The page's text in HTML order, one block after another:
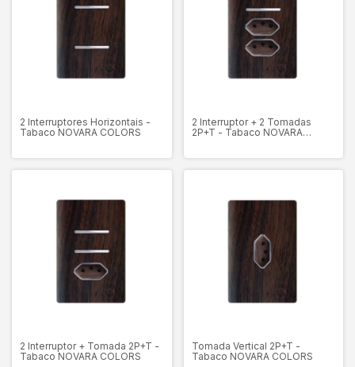
2 Interruptores Horizontais -
Tabaco NOVARA COLORS
2 Interruptor + 2 Tomadas
2P+T - Tabaco NOVARA
2 Interruptor + Tomada 2P+T -
Tabaco NOVARA COLORS
Tomada Vertical 2P+T -
Tabaco NOVARA COLORS